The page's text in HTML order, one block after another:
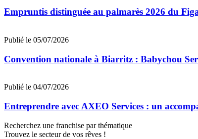
Empruntis distinguée au palmarès 2026 du
Publié le 05/07/2026
Convention nationale à Biarritz : Babychou
Publié le 04/07/2026
Entreprendre avec AXEO Services : un
Recherchez une franchise par thématique
Trouvez le secteur de vos rêves !